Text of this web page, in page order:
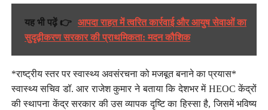
यह भी पढ़ें 👉 आपदा राहत में त्वरित कार्रवाई और आयुष सेवाओं का
सुदृढ़ीकरण सरकार की प्राथमिकता: मदन कौशिक
*राष्ट्रीय स्तर पर स्वास्थ्य अवसंरचना को मजबूत बनाने का प्रयास*
स्वास्थ्य सचिव डॉ. आर राजेश कुमार ने बताया कि देशभर में HEOC केंद्रों
की स्थापना केंद्र सरकार की उस व्यापक दृष्टि का हिस्सा है, जिसमें भविष्य